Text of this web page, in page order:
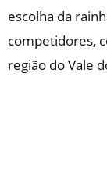
escolha da
competidores,
região do Vale